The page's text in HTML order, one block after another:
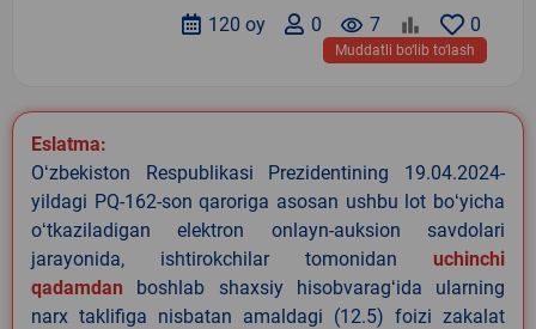
0
remove_red_eye 7
0
120 oy
Muddatli bo‘lib to‘lash
Eslatma:
Oʻzbekiston Respublikasi Prezidentining 19.04.2024-
yildagi PQ-162-son qaroriga asosan ushbu lot boʻyicha
oʻtkaziladigan elektron onlayn-auksion savdolari
jarayonida, ishtirokchilar tomonidan uchinchi
qadamdan boshlab shaxsiy hisobvaragʻida ularning
narx taklifiga nisbatan amaldagi (12.5) foizi zakalat